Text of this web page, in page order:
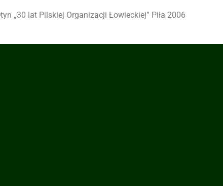
„30 lat Pilskiej Organizacji Łowieckiej” Piła 2006